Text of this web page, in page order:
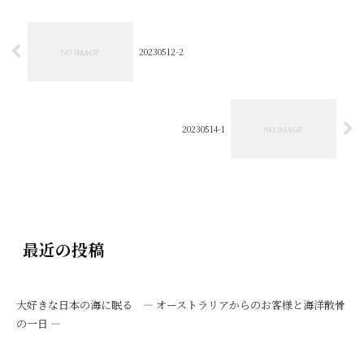
20230512-2
20230514-1
最近の投稿
大好きな日本の海に眠る ― オーストラリアからのお客様と海洋散骨
の一日 ―